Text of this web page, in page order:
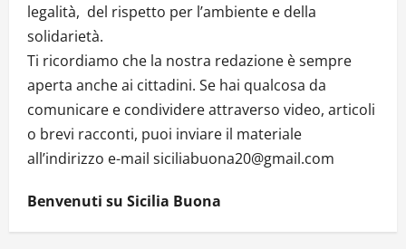
legalità, del rispetto per l’ambiente e della
solidarietà.
Ti ricordiamo che la nostra redazione è sempre
aperta anche ai cittadini. Se hai qualcosa da
comunicare e condividere attraverso video, articoli
o brevi racconti, puoi inviare il materiale
all’indirizzo e-mail siciliabuona20@gmail.com
Benvenuti su Sicilia Buona